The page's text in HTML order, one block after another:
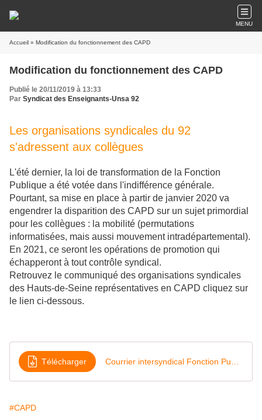
MENU
Accueil » Modification du fonctionnement des CAPD
Modification du fonctionnement des CAPD
Publié le 20/11/2019 à 13:33
Par Syndicat des Enseignants-Unsa 92
Les organisations syndicales du 92
s'adressent aux collègues
L'été dernier, la loi de transformation de la Fonction
Publique a été votée dans l'indifférence générale.
Pourtant, sa mise en place à partir de janvier 2020 va
engendrer la disparition des CAPD sur un sujet primordial
pour les collègues : la mobilité (permutations
informatisées, mais aussi mouvement intradépartemental).
En 2021, ce seront les opérations de promotion qui
échapperont à tout contrôle syndical.
Retrouvez le communiqué des organisations syndicales
des Hauts-de-Seine représentatives en CAPD cliquez sur
le lien ci-dessous.
Télécharger
#CAPD